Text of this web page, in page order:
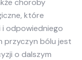
choroby
które
i odpowiedniego
przyczyn bólu jest
o dalszym